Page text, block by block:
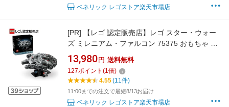
ベネリック レゴストア楽天市場店
[PR]
【レゴ 認定販売店】レゴ スター・ウォー
ズ ミレニアム・ファルコン 75375 おもちゃ 玩
具 誕生日 プレゼント ブロック LEGO 母の日
父の日 男性 女性
13,980 円 送料無料
127ポイント (1倍)
4.55(11件)
11:00までの注文で最短8/13お届け
ベネリック レゴストア楽天市場店